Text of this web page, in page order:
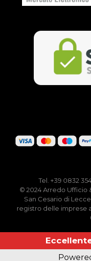
Tel. +39 0832
© 2024 Arredo Ufficio
San Cesario di
registro delle imprese